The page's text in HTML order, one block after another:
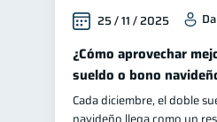
25 / 11 / 2025
¿Cómo aprovechar
sueldo o bono
Cada diciembre, el doble